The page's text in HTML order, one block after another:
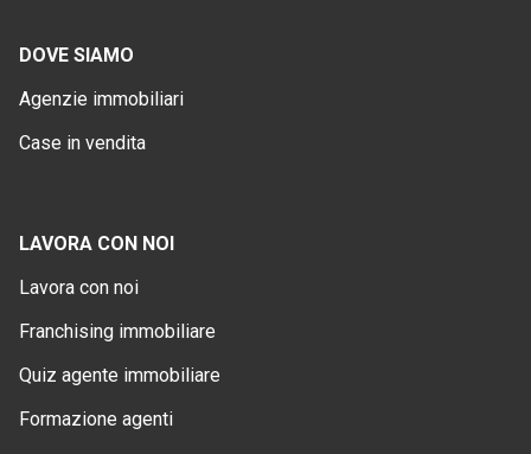
DOVE SIAMO
Agenzie immobiliari
Case in vendita
LAVORA CON NOI
Lavora con noi
Franchising immobiliare
Quiz agente immobiliare
Formazione agenti